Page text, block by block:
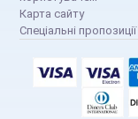
Карта сайту
Спеціальні пропозиції